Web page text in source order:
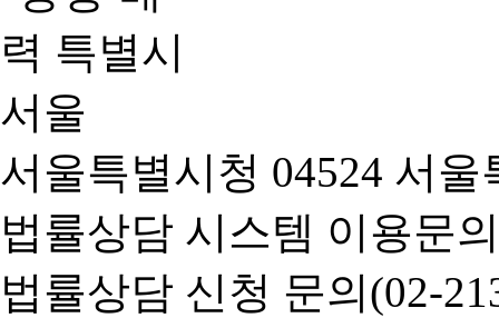
서울특별시청 04524 서
법률상담 시스템 이용문
법률상담 신청 문의(02-